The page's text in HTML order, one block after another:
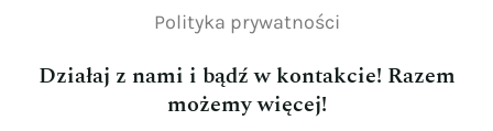
Polityka prywatności
Działaj z nami i bądź w kontakcie! Razem
możemy więcej!